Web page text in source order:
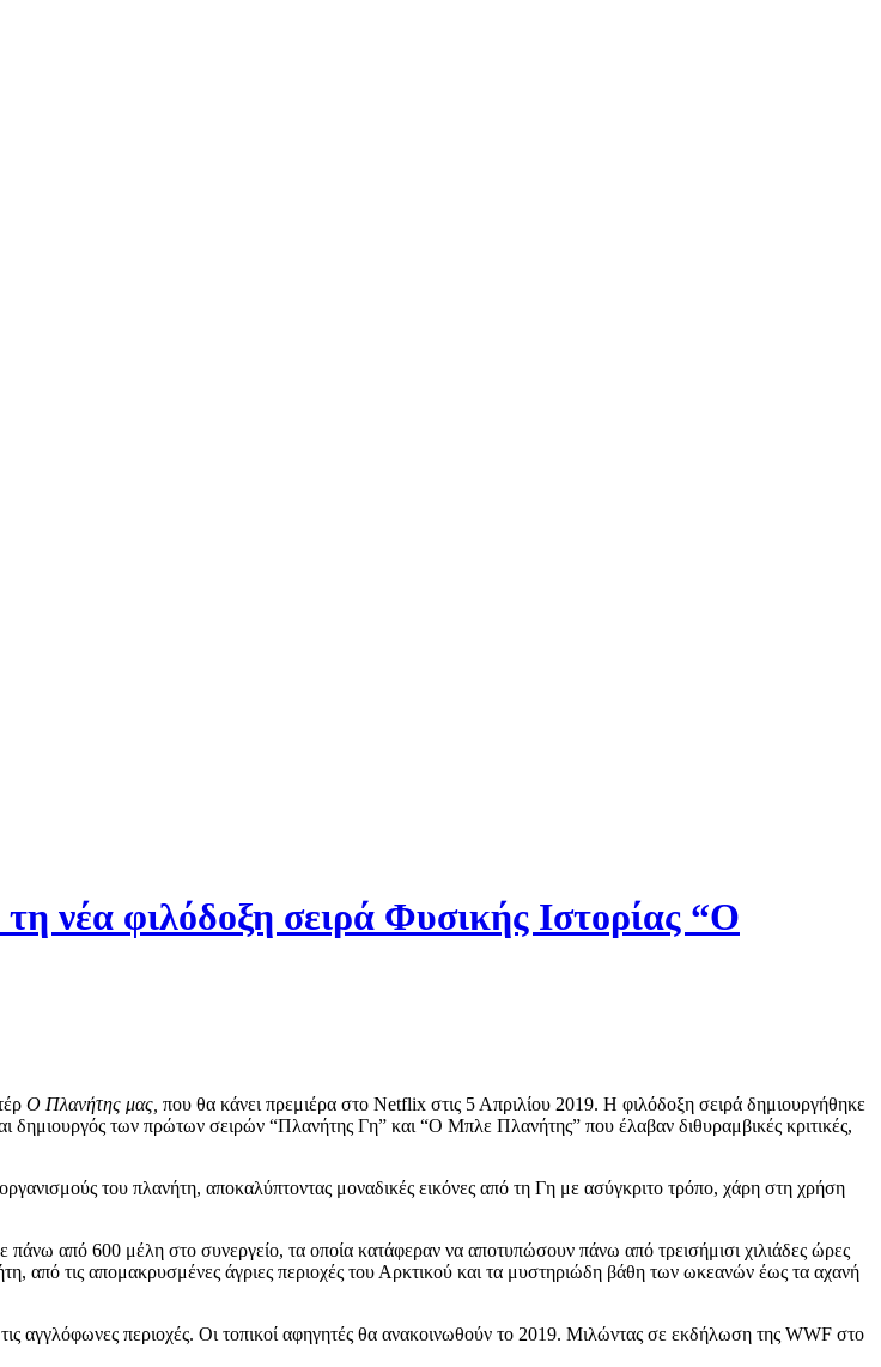
νέα φιλόδοξη σειρά Φυσικής Ιστορίας “Ο
Ο Πλανήτης μας, που θα κάνει πρεμιέρα στο Netflix στις 5 Απριλίου 2019. Η φιλόδοξη σειρά δημιουργήθηκε
των πρώτων σειρών “Πλανήτης Γη” και “Ο Μπλε Πλανήτης” που έλαβαν διθυραμβικές κριτικές,
του πλανήτη, αποκαλύπτοντας μοναδικές εικόνες από τη Γη με ασύγκριτο τρόπο, χάρη στη χρήση
πάνω από 600 μέλη στο συνεργείο, τα οποία κατάφεραν να αποτυπώσουν πάνω από τρεισήμισι χιλιάδες ώρες
από τις απομακρυσμένες άγριες περιοχές του Αρκτικού και τα μυστηριώδη βάθη των ωκεανών έως τα αχανή
αγγλόφωνες περιοχές. Οι τοπικοί αφηγητές θα ανακοινωθούν το 2019. Μιλώντας σε εκδήλωση της WWF στο